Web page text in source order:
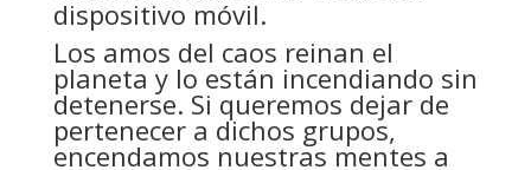
dispositivo móvil.
Los amos del caos reinan el
planeta y lo están incendiando sin
detenerse. Si queremos dejar de
pertenecer a dichos grupos,
encendamos nuestras mentes a